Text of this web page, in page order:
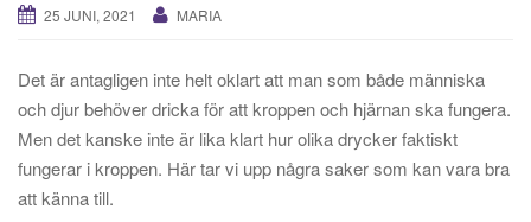
25 JUNI, 2021 MARIA
Det är antagligen inte helt oklart att man som både människa
och djur behöver dricka för att kroppen och hjärnan ska fungera.
Men det kanske inte är lika klart hur olika drycker faktiskt
fungerar i kroppen. Här tar vi upp några saker som kan vara bra
att känna till.